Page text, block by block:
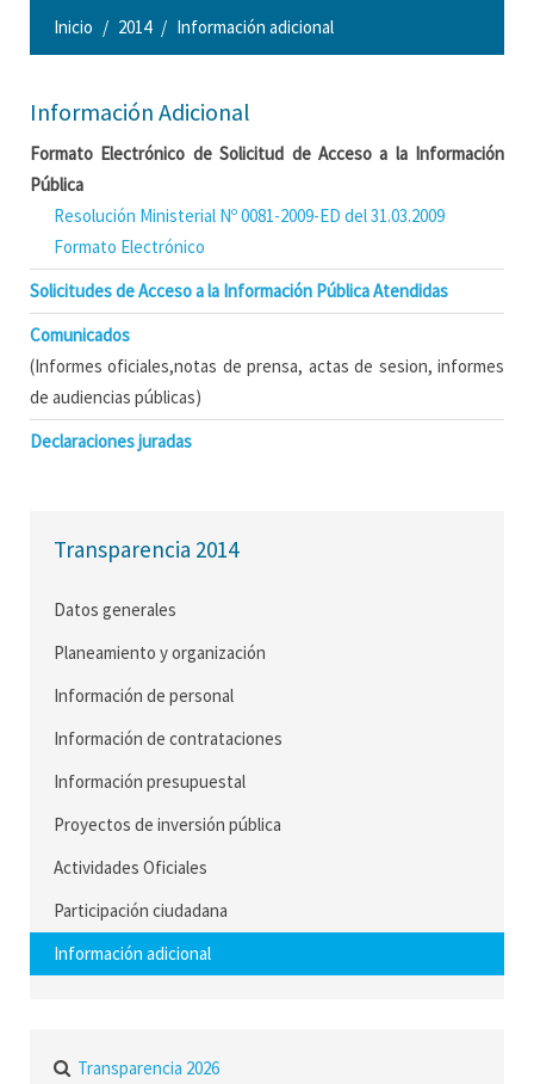
Inicio 2014 Información adicional
Información Adicional
Formato Electrónico de Solicitud de Acceso a la Información
Pública
Resolución Ministerial Nº 0081-2009-ED del 31.03.2009
Formato Electrónico
Solicitudes de Acceso a la Información Pública Atendidas
Comunicados
(Informes oficiales,notas de prensa, actas de sesion, informes
de audiencias públicas)
Declaraciones juradas
Transparencia 2014
Datos generales
Planeamiento y organización
Información de personal
Información de contrataciones
Información presupuestal
Proyectos de inversión pública
Actividades Oficiales
Participación ciudadana
Información adicional
Transparencia 2026